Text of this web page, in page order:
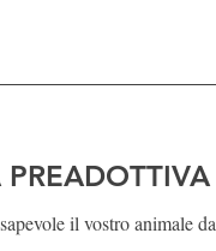
il vostro animale da